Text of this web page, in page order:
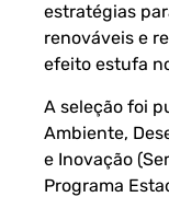
estratégias
renováveis e
efeito estufa
A seleção foi
Ambiente,
e Inovação
Programa